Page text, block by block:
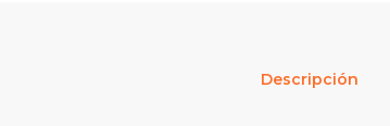
Descripción